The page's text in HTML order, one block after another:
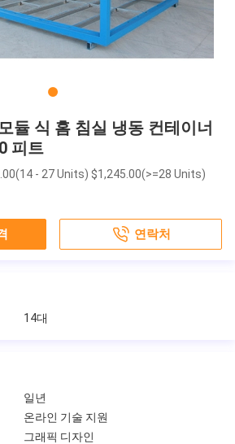
듈 식 홈 침실 냉동 컨테이너
피트
- 27 Units) $1,245.00(>=28 Units)
연락처
14대
일년
온라인 기술 지원
그래픽 디자인